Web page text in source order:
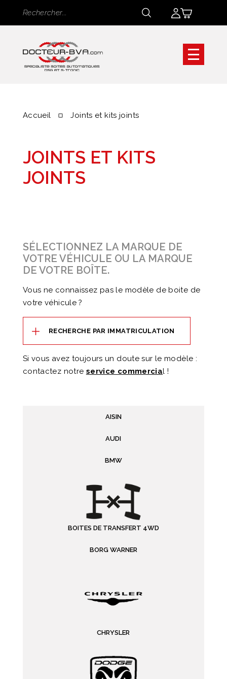
Rechercher
Rechercher
Accueil Joints et kits joints
JOINTS ET KITS
JOINTS
SÉLECTIONNEZ LA MARQUE DE
VOTRE VÉHICULE OU LA MARQUE
DE VOTRE BOÎTE.
Vous ne connaissez pas le modèle de boite de
votre véhicule ?
RECHERCHE PAR IMMATRICULATION
Si vous avez toujours un doute sur le modèle :
contactez notre service commercial !
AISIN
AUDI
BMW
BOITES DE TRANSFERT 4WD
BORG WARNER
CHRYSLER